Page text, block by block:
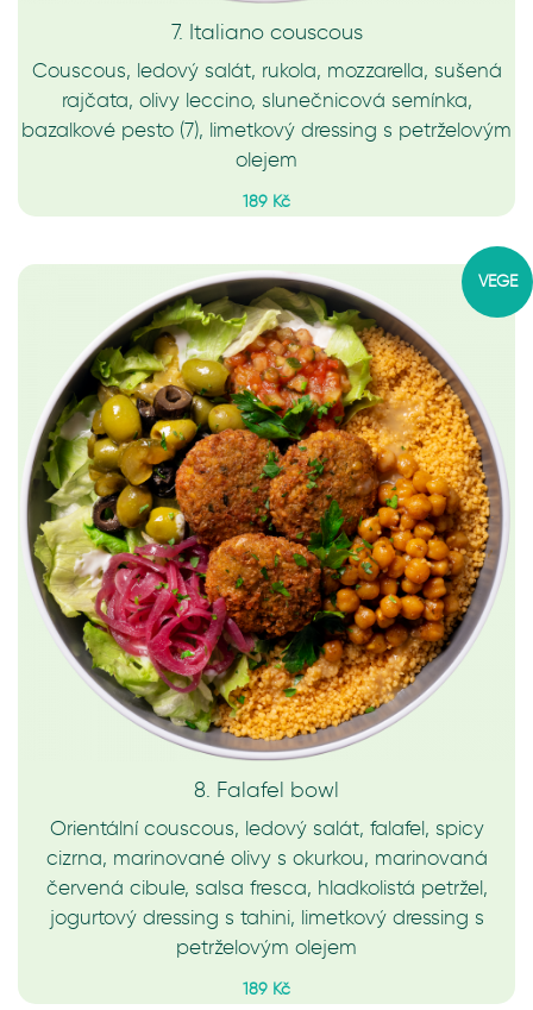
7. Italiano couscous
Couscous, ledový salát, rukola, mozzarella, sušená
rajčata, olivy leccino, slunečnicová semínka,
bazalkové pesto (7), limetkový dressing s petrželovým
olejem
189 Kč
VEGE
8. Falafel bowl
Orientální couscous, ledový salát, falafel, spicy
cizrna, marinované olivy s okurkou, marinovaná
červená cibule, salsa fresca, hladkolistá petržel,
jogurtový dressing s tahini, limetkový dressing s
petrželovým olejem
189 Kč